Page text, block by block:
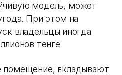
модель, может
При этом на
владельцы иногда
тенге.
помещение, вкладывают